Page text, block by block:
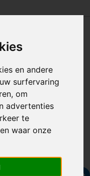
en andere
surfervaring
om
advertenties
te
waar onze